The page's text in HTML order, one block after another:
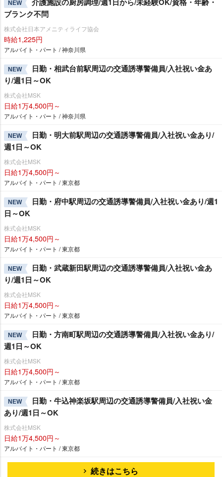
NEW
ブランク不問
株式会社日本アメニティライフ協会
時給1,225円
アルバイト・パート / 神奈川県
NEW
日勤・相武台前駅周辺の交通誘導警備員/入社祝い金あ
り/週1日～OK
株式会社MSK
日給1万4,500円～
アルバイト・パート / 神奈川県
NEW
日勤・明大前駅周辺の交通誘導警備員/入社祝い金あり/
週1日～OK
株式会社MSK
日給1万4,500円～
アルバイト・パート / 東京都
NEW
日勤・府中駅周辺の交通誘導警備員/入社祝い金あり/週1
日～OK
株式会社MSK
日給1万4,500円～
アルバイト・パート / 東京都
NEW
日勤・武蔵新田駅周辺の交通誘導警備員/入社祝い金あ
り/週1日～OK
株式会社MSK
日給1万4,500円～
アルバイト・パート / 東京都
NEW
日勤・方南町駅周辺の交通誘導警備員/入社祝い金あり/
週1日～OK
株式会社MSK
日給1万4,500円～
アルバイト・パート / 東京都
NEW
日勤・牛込神楽坂駅周辺の交通誘導警備員/入社祝い金
あり/週1日～OK
株式会社MSK
日給1万4,500円～
アルバイト・パート / 東京都
続きはこちら